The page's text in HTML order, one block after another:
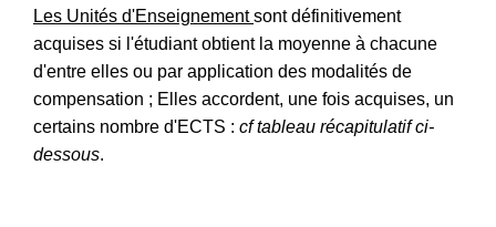
Les Unités d'Enseignementsont définitivement
acquises si l'étudiant obtient la moyenne à chacune
d'entre elles ou par application des modalités de
compensation ; Elles accordent, une fois acquises, un
certains nombre d'ECTS : cf tableau récapitulatif ci-
dessous.